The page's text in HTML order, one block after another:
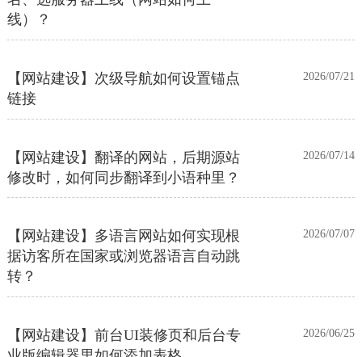
线）？
【网站建设】次级导航如何设置锚点
链接
【网站建设】翻译的网站，后期源站
修改时，如何同步翻译到小语种里？
【网站建设】多语言网站如何实现根
据访客所在国家或浏览器语言自动跳
转？
【网站建设】前台UI装修页和后台专
业版编辑器里如何添加表格